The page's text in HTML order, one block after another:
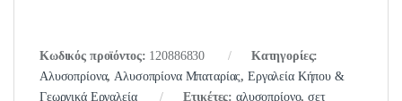
Κωδικός προϊόντος: 120886830
Κατηγορίες:
Αλυσοπρίονα, Αλυσοπρίονα Μπαταρίας, Εργαλεία Κήπου &
Γεωργικά Εργαλεία
Ετικέτες: αλυσοπρίονο,σετ